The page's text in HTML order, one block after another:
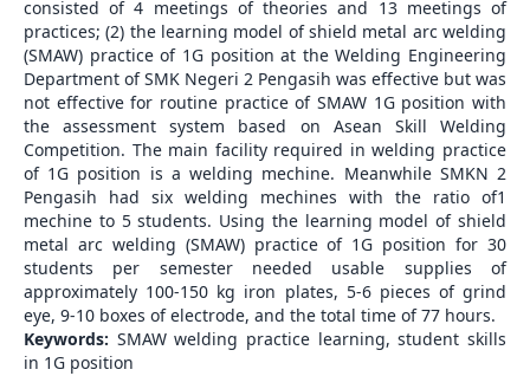
consisted of 4 meetings of theories and 13 meetings of
practices; (2) the learning model of shield metal arc welding
(SMAW) practice of 1G position at the Welding Engineering
Department of SMK Negeri 2 Pengasih was effective but was
not effective for routine practice of SMAW 1G position with
the assessment system based on Asean Skill Welding
Competition. The main facility required in welding practice
of 1G position is a welding mechine. Meanwhile SMKN 2
Pengasih had six welding mechines with the ratio of1
mechine to 5 students. Using the learning model of shield
metal arc welding (SMAW) practice of 1G position for 30
students per semester needed usable supplies of
approximately 100-150 kg iron plates, 5-6 pieces of grind
eye, 9-10 boxes of electrode, and the total time of 77 hours.
Keywords: SMAW welding practice learning, student skills
in 1G position